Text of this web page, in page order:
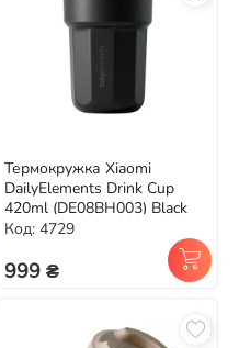
Термокружка Xiaomi
DailyElements Drink Cup
420ml (DE08BH003) Black
Код: 4729
999 ₴